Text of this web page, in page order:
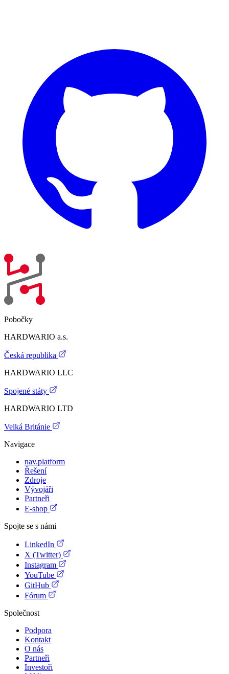
Pobočky
HARDWARIO a.s.
Česká republika
HARDWARIO LLC
Spojené státy
HARDWARIO LTD
Velká Británie
Navigace
nav.platform
Řešení
Zdroje
Vývojáři
Partneři
E-shop
Spojte se s námi
LinkedIn
X (Twitter)
Instagram
YouTube
GitHub
Fórum
Společnost
Podpora
Kontakt
O nás
Partneři
Investoři